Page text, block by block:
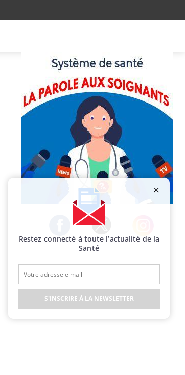
Facebook Twitter Instagram
Restez connecté à toute l’actualité de la
Santé
S'INSCRIRE À LA NEWSLETTER